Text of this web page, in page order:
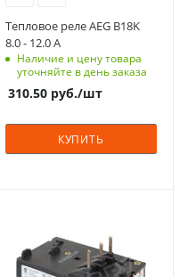
Тепловое реле AEG B18K
8.0 - 12.0 A
Наличие и цену товара
уточняйте в день заказа
310.50руб./шт
КУПИТЬ